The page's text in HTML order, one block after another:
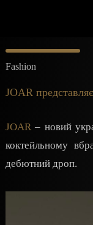
Fashion
JOAR
JOAR – новий
коктейльному
дебютний дроп.